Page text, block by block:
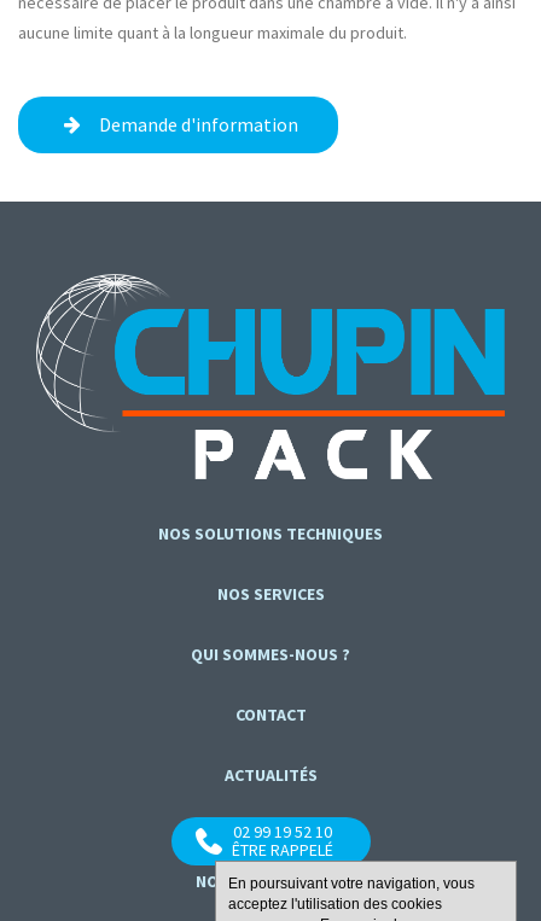
En poursuivant votre navigation, vous
acceptez l'utilisation des cookies
aucune limite quant à la longueur maximale du produit.
Demande d'information
NOS SOLUTIONS TECHNIQUES
NOS SERVICES
QUI SOMMES-NOUS ?
CONTACT
ACTUALITÉS
02 99 19 52 10
ÊTRE RAPPELÉ
NOUS SUIVRE :